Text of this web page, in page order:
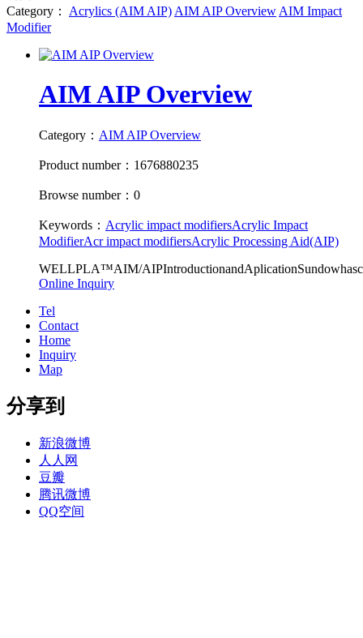
Category：
Acrylics (AIM AIP) AIM AIP Overview AIM Impact
Modifier
AIM AIP Overview
Category： AIM AIP Overview
Product number：1676880235
Browse number：0
Keywords： Acrylic impact modifiersAcrylic Impact
ModifierAcr impact modifiersAcrylic Processing Aid(AIP)
WELLPLA™AIM/
Online Inquiry
Tel
Contact
Home
Inquiry
Map
分享到
新浪微博
人人网
豆瓣
腾讯微博
QQ空间